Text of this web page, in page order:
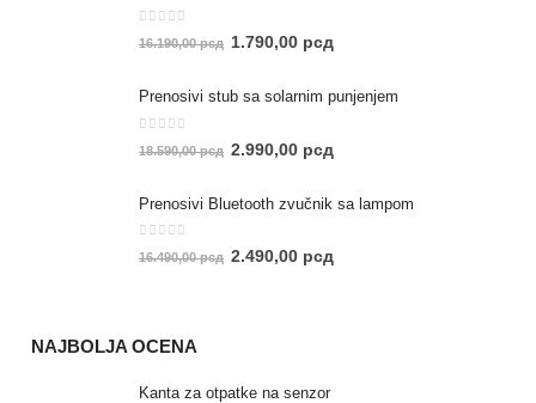
16.190,00рсд 1.790,00 рсд
Prenosivi stub sa solarnim punjenjem
18.590,00рсд 2.990,00 рсд
Prenosivi Bluetooth zvučnik sa lampom
0out of 5
16.490,00рсд 2.490,00 рсд
NAJBOLJA OCENA
Kanta za otpatke na senzor